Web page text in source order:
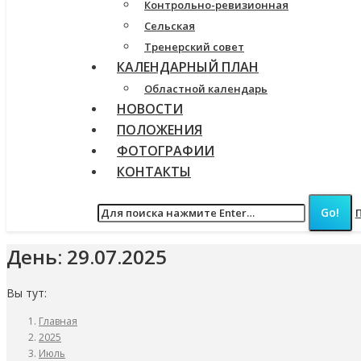
Контрольно-ревизионная
Сельская
Тренерский совет
КАЛЕНДАРНЫЙ ПЛАН
Областной календарь
НОВОСТИ
ПОЛОЖЕНИЯ
ФОТОГРАФИИ
КОНТАКТЫ
День: 29.07.2025
Вы тут:
Главная
2025
Июль